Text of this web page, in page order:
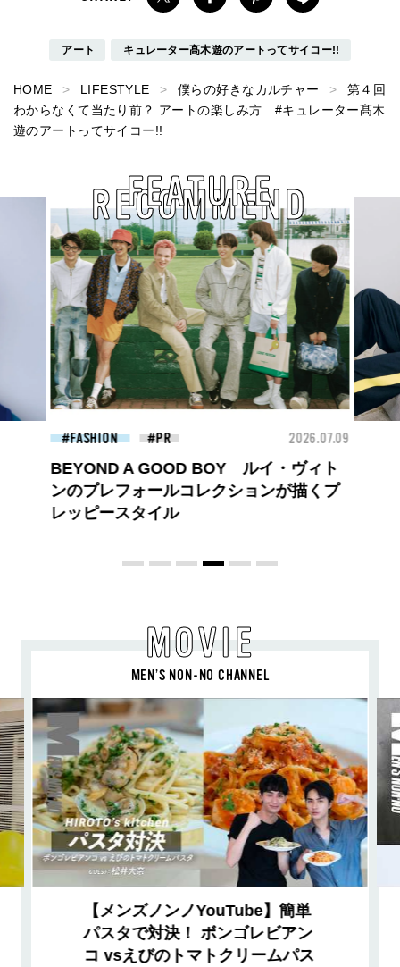
アート キュレーター髙木遊のアートってサイコー!!
HOME LIFESTYLE 僕らの好きなカルチャー
第４回
わからなくて当たり前？ アートの楽しみ方 #キュレーター髙木
遊のアートってサイコー!!
RECOMMEND
FEATURE
FASHION 2026.07.09
ロエベの新しい世界へようこそ。大胆な
コントラストとレイヤードの先に。装う
喜び、明るいスピリット
MOVIE
MEN’S NON-NO CHANNEL
【メンズノンノYouTube】簡単
パスタで対決！ ボンゴレビアン
コ vsえびのトマトクリームパス